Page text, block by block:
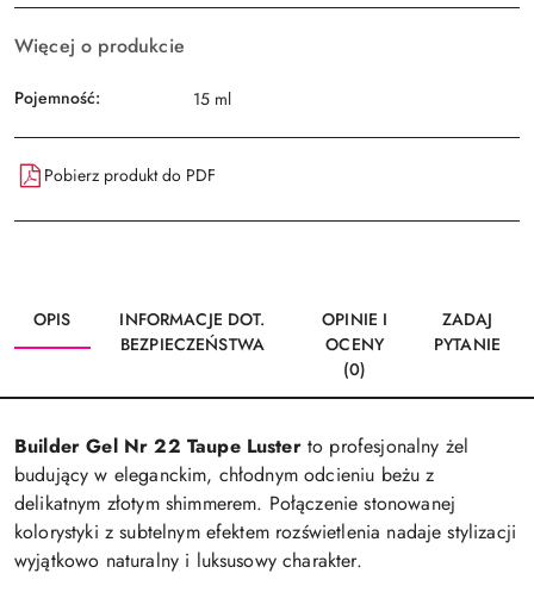
Więcej o produkcie
Pojemność: 15 ml
Pobierz produkt do PDF
OPIS
INFORMACJE DOT.
BEZPIECZEŃSTWA
OPINIE I
OCENY
(0)
ZADAJ
PYTANIE
Builder Gel Nr 22 Taupe Lusterto profesjonalny żel
budujący w eleganckim, chłodnym odcieniu beżu z
delikatnym złotym shimmerem. Połączenie stonowanej
kolorystyki z subtelnym efektem rozświetlenia nadaje stylizacji
wyjątkowo naturalny i luksusowy charakter.